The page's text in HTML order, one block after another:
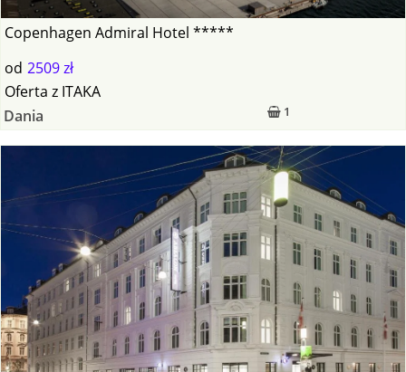
Copenhagen Admiral Hotel *****
od 2509 zł
1
Oferta z ITAKA
Dania